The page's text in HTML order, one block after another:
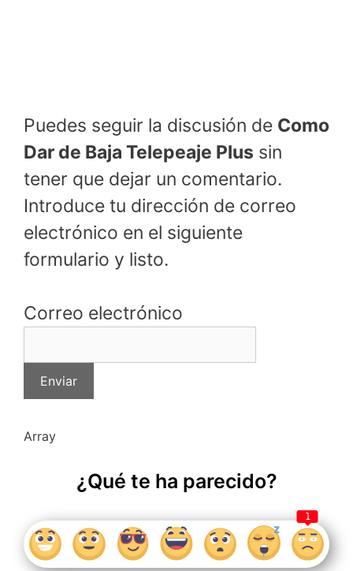
Puedes seguir la discusión de Como
Dar de Baja Telepeaje Plus sin
tener que dejar un comentario.
Introduce tu dirección de correo
electrónico en el siguiente
formulario y listo.
Correo electrónico
Array
¿Qué te ha parecido?
1